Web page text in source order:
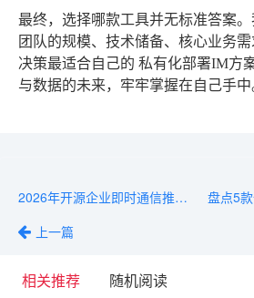
最终，选择哪款工具并无标准答案
团队的规模、技术储备、核心业务
决策最适合自己的 私有化部署IM方
与数据的未来，牢牢掌握在自己手中
2026年开源企业即时通信推荐：五大热门项目对比
上一篇
相关推荐 随机阅读